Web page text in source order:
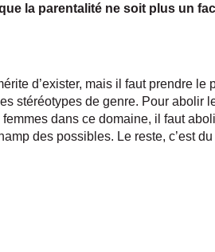
la parentalité ne soit plus un
d’exister, mais il faut prendre
stéréotypes de genre. Pour abolir
dans ce domaine, il faut
des possibles. Le reste, c’est